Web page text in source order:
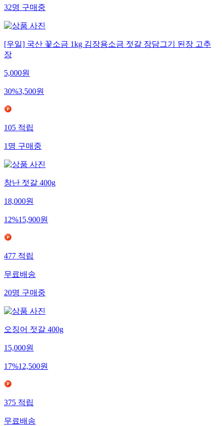
32명 구매중
[우일] 국산 꽃소금 1kg 김장용소금 젓갈 장담그기 된장 고추
장
5,000원
30%3,500원
105 적립
1 명 구매중
창난 젓갈 400g
18,000원
12%15,900원
477 적립
무료배송
20명 구매중
오징어 젓갈 400g
15,000원
17%12,500원
375 적립
무료배송